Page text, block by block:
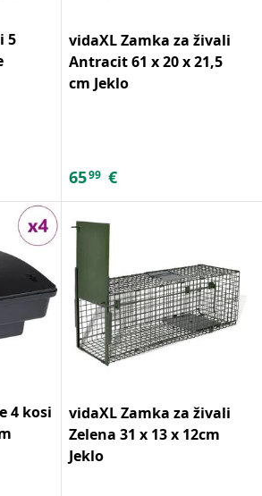
5
vidaXL Zamka za živali
Antracit 61 x 20 x 21,5
cm Jeklo
6599 €
4 kosi
vidaXL Zamka za živali
Zelena 31 x 13 x 12cm
Jeklo